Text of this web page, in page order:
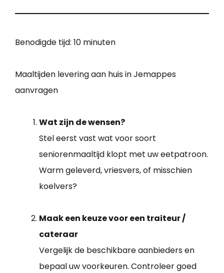
Benodigde tijd: 10 minuten
Maaltijden levering aan huis in Jemappes
aanvragen
Wat zijn de wensen?
Stel eerst vast wat voor soort
seniorenmaaltijd klopt met uw eetpatroon.
Warm geleverd, vriesvers, of misschien
koelvers?
Maak een keuze voor een traiteur /
cateraar
Vergelijk de beschikbare aanbieders en
bepaal uw voorkeuren. Controleer goed